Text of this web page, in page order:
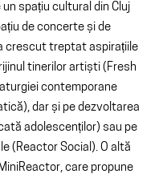
spațiu cultural din Cluj
de concerte și de
crescut treptat aspirațiile
tinerilor artiști (Fresh
contemporane
dar și pe dezvoltarea
adolescenților) sau pe
(Reactor Social). O altă
care propune